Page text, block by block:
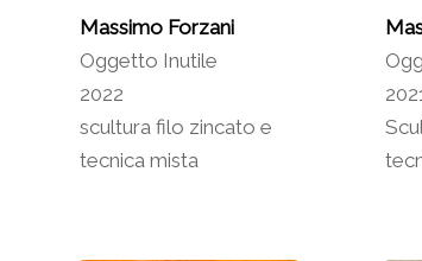
Massimo Forzani
Oggetto Inutile
2022
scultura filo zincato e
tecnica mista